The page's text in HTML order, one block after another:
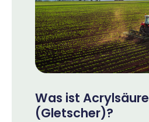
Was ist Acrylsäure
(Gletscher)?